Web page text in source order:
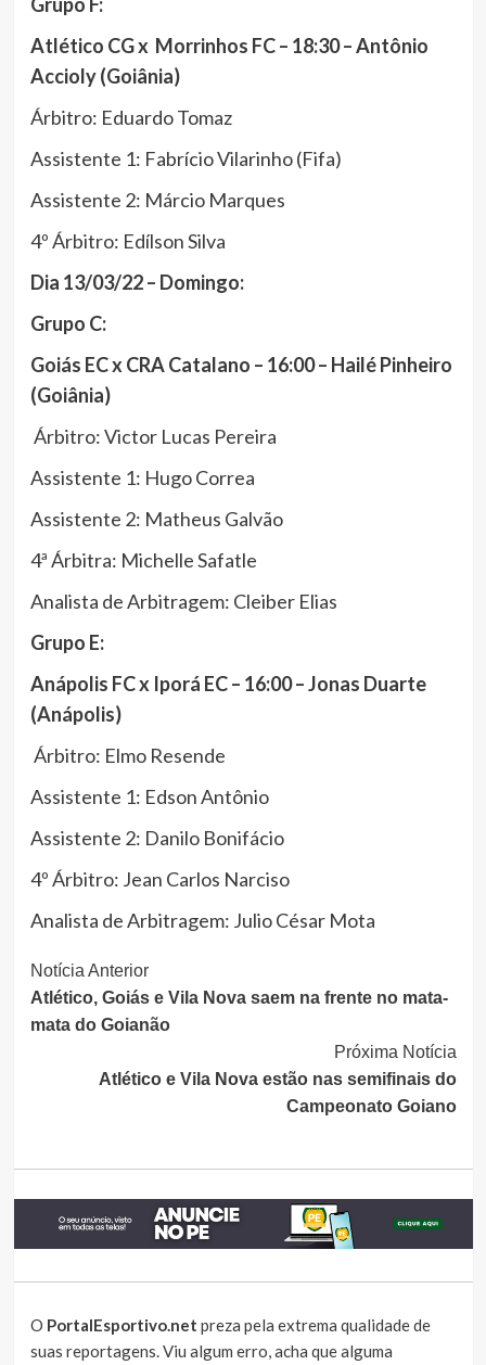
Atlético CG x Morrinhos FC – 18:30 – Antônio
Accioly (Goiânia)
Árbitro: Eduardo Tomaz
Assistente 1: Fabrício Vilarinho (Fifa)
Assistente 2: Márcio Marques
4º Árbitro: Edílson Silva
Dia 13/03/22 – Domingo:
Grupo C:
Goiás EC x CRA Catalano – 16:00 – Hailé Pinheiro
(Goiânia)
Árbitro: Victor Lucas Pereira
Assistente 1: Hugo Correa
Assistente 2: Matheus Galvão
4ª Árbitra: Michelle Safatle
Analista de Arbitragem: Cleiber Elias
Grupo E:
Anápolis FC x Iporá EC – 16:00 – Jonas Duarte
(Anápolis)
Árbitro: Elmo Resende
Assistente 1: Edson Antônio
Assistente 2: Danilo Bonifácio
4º Árbitro: Jean Carlos Narciso
Analista de Arbitragem: Julio César Mota
Continue
Lendo
Notícia Anterior
Atlético, Goiás e Vila Nova saem na frente no mata-
mata do Goianão
Próxima Notícia
Atlético e Vila Nova estão nas semifinais do
Campeonato Goiano
O PortalEsportivo.net preza pela extrema qualidade de
suas reportagens. Viu algum erro, acha que alguma